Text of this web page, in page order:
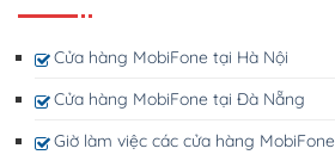
Cửa hàng MobiFone tại Hà Nội
Cửa hàng MobiFone tại Đà Nẵng
Giờ làm việc các cửa hàng MobiFone